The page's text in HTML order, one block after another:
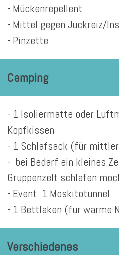
- Mückenrepellent
- Mittel gegen Juckreiz/
- Pinzette
Camping
- 1 Isoliermatte oder
Kopfkissen
- 1 Schlafsack (für
- bei Bedarf ein kleines
Gruppenzelt schlafen
- Event. 1 Moskitotunnel
- 1 Bettlaken (für warme
Verschiedenes